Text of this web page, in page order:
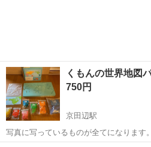
くもんの世界地図
750円
京田辺駅
写真に写っているものが全てになります
子が時々遊んで、その後自宅保管してい